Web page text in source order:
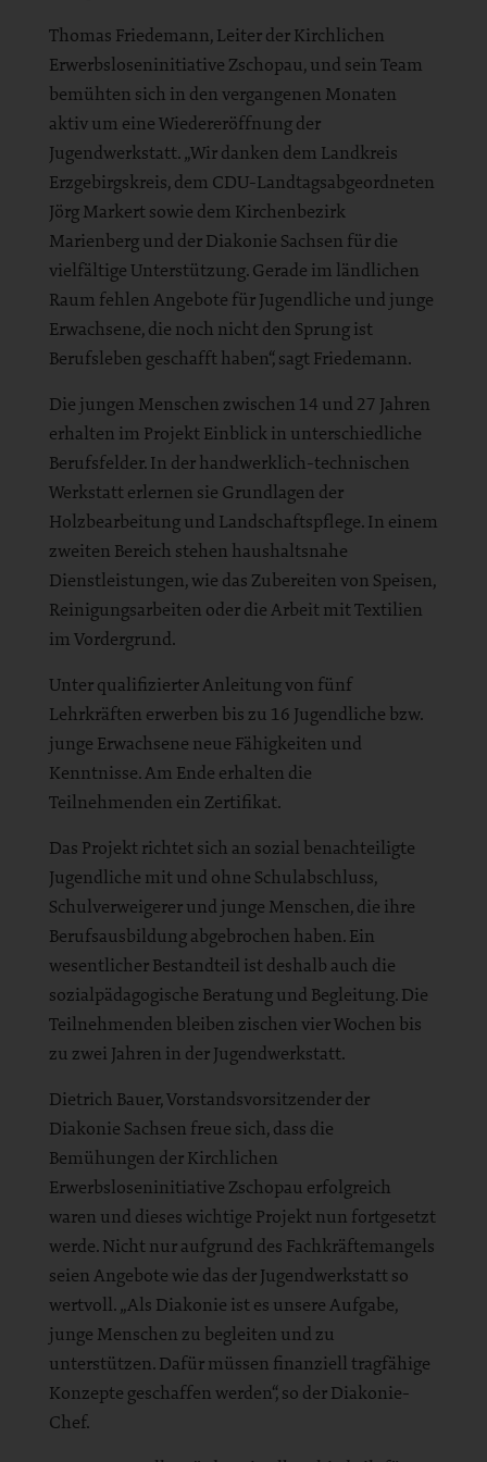
Thomas Friedemann, Leiter der Kirchlichen
Erwerbsloseninitiative Zschopau, und sein Team
bemühten sich in den vergangenen Monaten
aktiv um eine Wiedereröffnung der
Jugendwerkstatt. „Wir danken dem Landkreis
Erzgebirgskreis, dem CDU-Landtagsabgeordneten
Jörg Markert sowie dem Kirchenbezirk
Marienberg und der Diakonie Sachsen für die
vielfältige Unterstützung. Gerade im ländlichen
Raum fehlen Angebote für Jugendliche und junge
Erwachsene, die noch nicht den Sprung ist
Berufsleben geschafft haben“, sagt Friedemann.
Die jungen Menschen zwischen 14 und 27 Jahren
erhalten im Projekt Einblick in unterschiedliche
Berufsfelder. In der handwerklich-technischen
Werkstatt erlernen sie Grundlagen der
Holzbearbeitung und Landschaftspflege. In einem
zweiten Bereich stehen haushaltsnahe
Dienstleistungen, wie das Zubereiten von Speisen,
Reinigungsarbeiten oder die Arbeit mit Textilien
im Vordergrund.
Unter qualifizierter Anleitung von fünf
Lehrkräften erwerben bis zu 16 Jugendliche bzw.
junge Erwachsene neue Fähigkeiten und
Kenntnisse. Am Ende erhalten die
Teilnehmenden ein Zertifikat.
Das Projekt richtet sich an sozial benachteiligte
Jugendliche mit und ohne Schulabschluss,
Schulverweigerer und junge Menschen, die ihre
Berufsausbildung abgebrochen haben. Ein
wesentlicher Bestandteil ist deshalb auch die
sozialpädagogische Beratung und Begleitung. Die
Teilnehmenden bleiben zischen vier Wochen bis
zu zwei Jahren in der Jugendwerkstatt.
Dietrich Bauer, Vorstandsvorsitzender der
Diakonie Sachsen freue sich, dass die
Bemühungen der Kirchlichen
Erwerbsloseninitiative Zschopau erfolgreich
waren und dieses wichtige Projekt nun fortgesetzt
werde. Nicht nur aufgrund des Fachkräftemangels
seien Angebote wie das der Jugendwerkstatt so
wertvoll. „Als Diakonie ist es unsere Aufgabe,
junge Menschen zu begleiten und zu
unterstützen. Dafür müssen finanziell tragfähige
Konzepte geschaffen werden“, so der Diakonie-
Chef.